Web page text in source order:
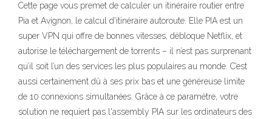
Cette page vous premet de calculer un itinéraire routier entre
Pia et Avignon, le calcul d'itinéraire autoroute. Elle PIA est un
super VPN qui offre de bonnes vitesses, débloque Netflix, et
autorise le téléchargement de torrents – il n’est pas surprenant
qu’il soit l’un des services les plus populaires au monde. C’est
aussi certainement dû à ses prix bas et une généreuse limite
de 10 connexions simultanées. Grâce à ce paramètre, votre
solution ne requiert pas l'assembly PIA sur les ordinateurs des